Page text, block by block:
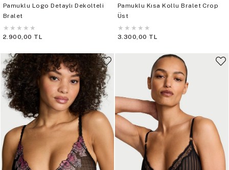
Pamuklu Logo Detaylı Dekolteli
Bralet
★ ★ ★ ★ ★
2.900,00 TL
Pamuklu Kısa Kollu Bralet Crop
Üst
★ ★ ★ ★ ★
3.300,00 TL